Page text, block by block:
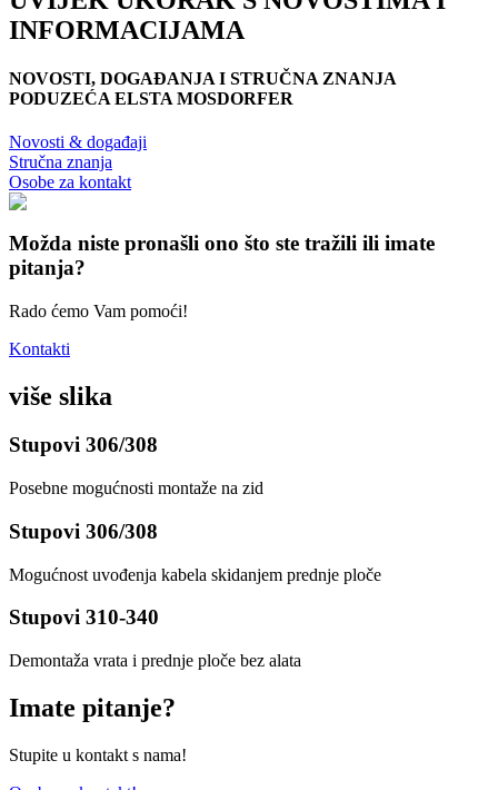
INFORMACIJAMA
NOVOSTI, DOGAĐANJA I STRUČNA ZNANJA
PODUZEĆA ELSTA MOSDORFER
Novosti & događaji
Stručna znanja
Osobe za kontakt
Možda niste pronašli ono što ste tražili ili imate
pitanja?
Rado ćemo Vam pomoći!
Kontakti
više slika
Stupovi 306/308
Posebne mogućnosti montaže na zid
Stupovi 306/308
Mogućnost uvođenja kabela skidanjem prednje ploče
Stupovi 310-340
Demontaža vrata i prednje ploče bez alata
Imate pitanje?
Stupite u kontakt s nama!